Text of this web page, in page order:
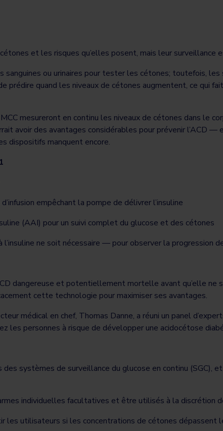
et les risques qu’elles posent, mais leur
ou urinaires pour tester les cétones; toutefois, les
quand les niveaux de cétones augmentent, ce qui
mesureront en continu les niveaux de cétones dans le
avoir des avantages considérables pour prévenir l’ACD —
dispositifs manquent encore.
empêchant la pompe de délivrer l’insuline
(AAI) pour un suivi complet du glucose et des cétones
ne soit nécessaire — pour observer la progression
dangereuse et potentiellement mortelle avant qu’elle ne
cette technologie pour maximiser ses avantages.
médical en chef, Thomas Danne, a réuni un panel
personnes à risque de développer une acidocétose
systèmes de surveillance du glucose en continu (SGC),
individuelles facultatives et être utilisés à la discrétion
les utilisateurs si les concentrations de cétones dépassent